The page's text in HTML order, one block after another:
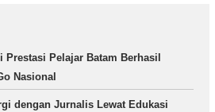
Prestasi Pelajar Batam Berhasil
Nasional
dengan Jurnalis Lewat Edukasi